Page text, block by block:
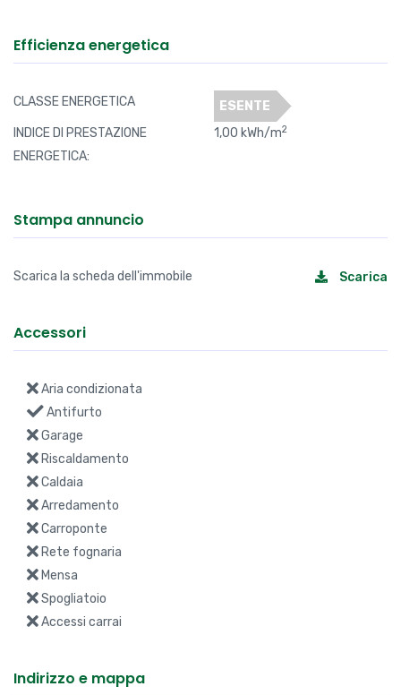
Efficienza energetica
CLASSE ENERGETICA
ESENTE
INDICE DI PRESTAZIONE
ENERGETICA:
1,00 kWh/m2
Stampa annuncio
Scarica la scheda dell'immobile Scarica
Accessori
Aria condizionata
Antifurto
Garage
Riscaldamento
Caldaia
Arredamento
Carroponte
Rete fognaria
Mensa
Spogliatoio
Accessi carrai
Indirizzo e mappa